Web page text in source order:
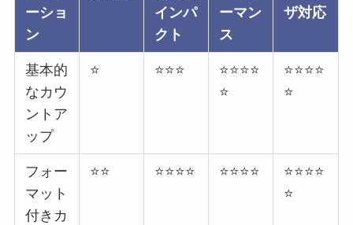
ーショ
ン
インパ
クト
ーマン
ス
ザ対応
基本的
なカウ
ントア
ップ
⭐ ⭐⭐⭐
⭐⭐⭐⭐
⭐
⭐⭐⭐⭐
⭐
フォー
マット
付きカ
⭐⭐ ⭐⭐⭐⭐ ⭐⭐⭐⭐
⭐⭐⭐⭐
⭐